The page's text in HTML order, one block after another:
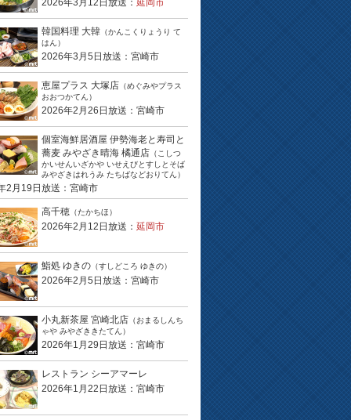
2026年3月12日放送： 延岡市
韓国料理 大韓 （かんこくりょうり て
はん）
2026年3月5日放送：宮崎市
恵屋プラス 大塚店 （めぐみやプラス
おおつかてん）
2026年2月26日放送：宮崎市
個室海鮮居酒屋 伊勢海老と寿司と
蕎麦 みやざき晴海 橘通店 （こしつ
かいせんいざかや いせえびとすしとそば
みやざきはれうみ たちばなどおりてん）
2月19日放送：宮崎市
高千穂 （たかちほ）
2026年2月12日放送： 延岡市
鮨処 ゆきの （すしどころ ゆきの）
2026年2月5日放送：宮崎市
小丸新茶屋 宮崎北店 （おまるしんち
ゃや みやざききたてん）
2026年1月29日放送：宮崎市
レストラン シーアマーレ
2026年1月22日放送：宮崎市